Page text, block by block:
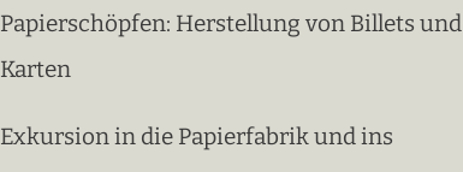
Papierschöpfen: Herstellung von Billets und
Karten
Exkursion in die Papierfabrik und ins